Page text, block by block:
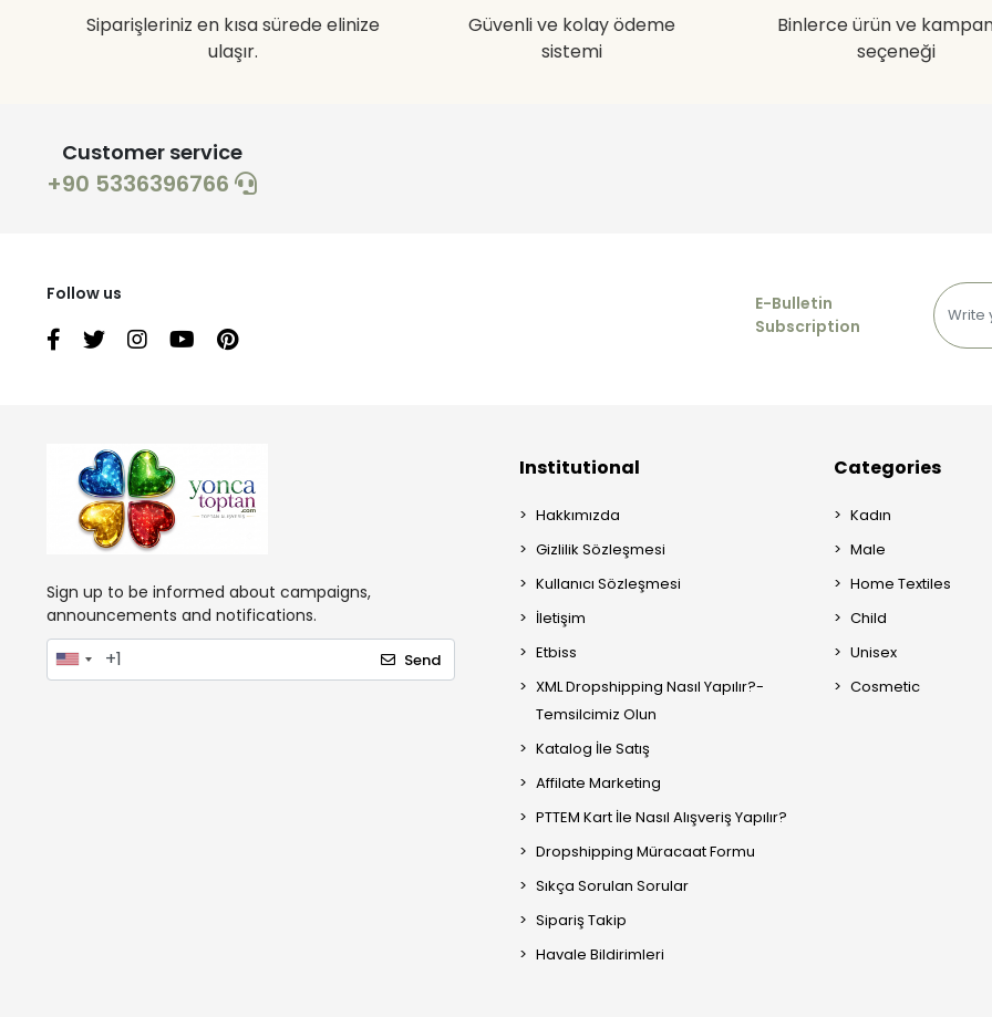
Siparişleriniz en kısa sürede elinize
ulaşır.
Güvenli ve kolay ödeme
sistemi
Binlerce ürün ve
seçeneği
Customer service
+90 5336396766
Follow us
E-Bulletin
Subscription
Sign up to be informed about campaigns,
announcements and notifications.
Send
Institutional
Hakkımızda
Gizlilik Sözleşmesi
Kullanıcı Sözleşmesi
İletişim
Etbiss
XML Dropshipping Nasıl Yapılır?-
Temsilcimiz Olun
Katalog İle Satış
Affilate Marketing
PTTEM Kart İle Nasıl Alışveriş Yapılır?
Dropshipping Müracaat Formu
Sıkça Sorulan Sorular
Sipariş Takip
Havale Bildirimleri
Categories
Kadın
Male
Home Textiles
Child
Unisex
Cosmetic